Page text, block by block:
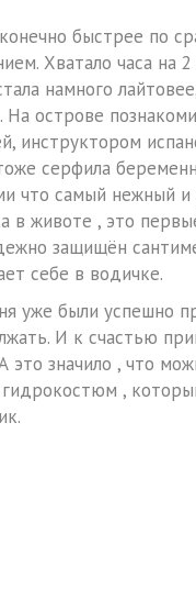
быстрее по
Хватало часа на 2
намного
На острове
инструктором
серфила
что самый нежный и
в животе , это
защищён
себе в водичке.
уже были успешно
И к счастью
это значило , что
гидрокостюм ,